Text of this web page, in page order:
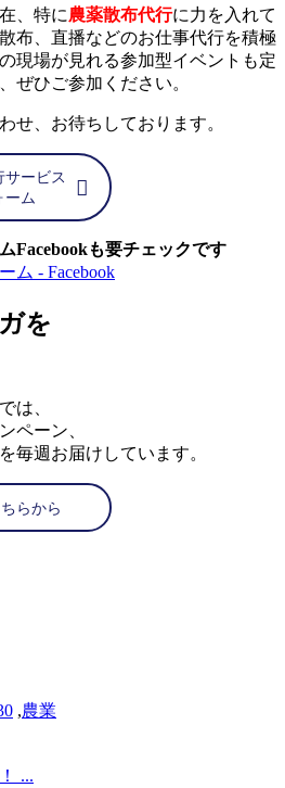
、特に農薬散布代行に力を入れて
布、直播などのお仕事代行を積極
現場が見れる参加型イベントも定
ぜひご参加ください。
せ、お待ちしております。
サービス
ーム
Facebookも要チェックです
を
は、
ペーン、
毎週お届けしています。
らから
,農業
...